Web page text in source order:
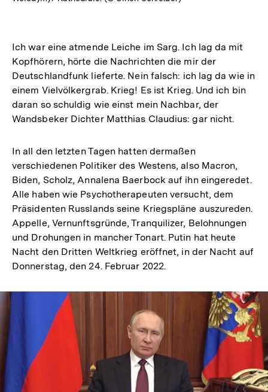
Ich war eine atmende Leiche im Sarg. Ich lag da mit
Kopfhörern, hörte die Nachrichten die mir der
Deutschlandfunk lieferte. Nein falsch: ich lag da wie in
einem Vielvölkergrab. Krieg! Es ist Krieg. Und ich bin
daran so schuldig wie einst mein Nachbar, der
Wandsbeker Dichter Matthias Claudius: gar nicht.
In all den letzten Tagen hatten dermaßen
verschiedenen Politiker des Westens, also Macron,
Biden, Scholz, Annalena Baerbock auf ihn eingeredet.
Alle haben wie Psychotherapeuten versucht, dem
Präsidenten Russlands seine Kriegspläne auszureden.
Appelle, Vernunftsgründe, Tranquilizer, Belohnungen
und Drohungen in mancher Tonart. Putin hat heute
Nacht den Dritten Weltkrieg eröffnet, in der Nacht auf
Donnerstag, den 24. Februar 2022.